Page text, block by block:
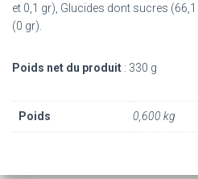
et 0,1 gr), Glucides dont sucres
(0 gr).
Poids net du produit : 330 g
Poids 0,600 kg